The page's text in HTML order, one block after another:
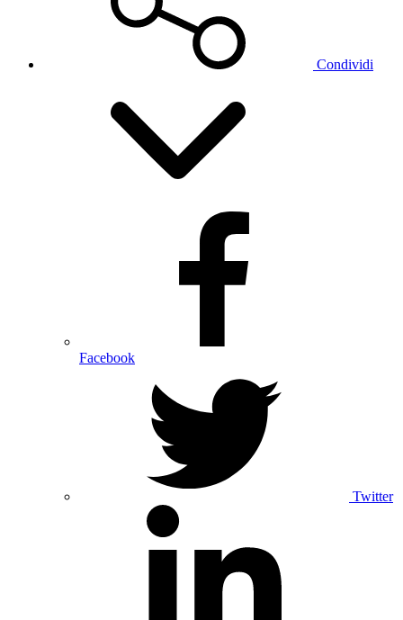
Condividi
Facebook
Twitter